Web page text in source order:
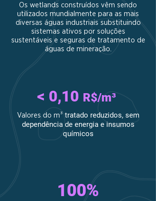
Os wetlands construídos vêm sendo
utilizados mundialmente para as mais
diversas águas industriais substituindo
sistemas ativos por soluções
sustentáveis e seguras de tratamento de
águas de mineração.
< 0,10 R$/m³
Valores do m³ tratado reduzidos, sem
dependência de energia e insumos
químicos
100%